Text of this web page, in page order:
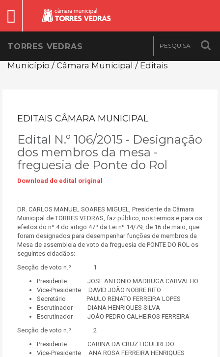
TORRES VEDRAS
Município / Câmara Municipal / Editais
EDITAIS CÂMARA MUNICIPAL
Edital N.º 106/2015 - Designação
dos membros da mesa -
freguesia de Ponte do Rol
Download do edital original
DR. CARLOS MANUEL SOARES MIGUEL, Presidente da Câmara
Municipal de TORRES VEDRAS, faz público, nos termos e para os
efeitos do nº 4 do artigo 47º da Lei nº 14/79, de 16 de maio, que
foram designados para desempenhar funções de membros da
Mesa de assembleia de voto da freguesia de PONTE DO ROL os
seguintes cidadãos:
Secção de voto n.º 1
Presidente JOSE ANTONIO MADRUGA CARVALHO
Vice-Presidente DAVID JOÃO NOBRE RITO
Secretário PAULO RENATO FERREIRA LOPES
Escrutinador DIANA HENRIQUES SILVA
Escrutinador JOÁO PEDRO CALHEIROS FERREIRA
Secção de voto n.º 2
Presidente CARINA DA CRUZ FIGUEIREDO
Vice-Presidente ANA ROSA FERREIRA HENRIQUES